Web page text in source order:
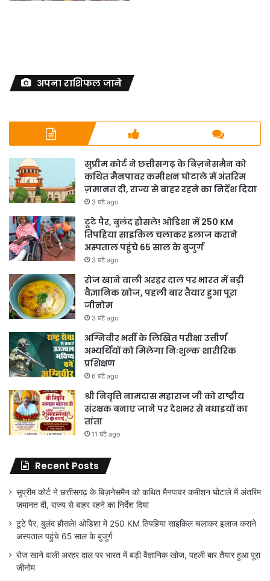
अपना राशिफल जाने
सुप्रीम कोर्ट ने छत्तीसगढ़ के बिज़नेसमैन को
कथित मैनपावर कमीशन घोटाले में अंतरिम
ज़मानत दी, राज्य से बाहर रहने का निर्देश दिया
3 घंटे ago
टूटे पैर, बुलंद हौसले! ओडिशा में 250 KM
तिपहिया साइकिल चलाकर इलाज कराने
अस्पताल पहुंचे 65 साल के बुजुर्ग
3 घंटे ago
रोज खाने वाली अरहर दाल पर भारत में बड़ी
वैज्ञानिक खोज, पहली बार तैयार हुआ पूरा
जीनोम
3 घंटे ago
अग्निवीर भर्ती के लिखित परीक्षा उत्तीर्ण
अभ्यर्थियों को मिलेगा निःशुल्क शारीरिक
प्रशिक्षण
6 घंटे ago
श्री निवृत्ति नामदास महाराज जी को राष्ट्रीय
संरक्षक बनाए जाने पर देशभर से बधाइयों का
तांता
11 घंटे ago
Recent Posts
सुप्रीम कोर्ट ने छत्तीसगढ़ के बिज़नेसमैन को कथित मैनपावर कमीशन घोटाले में अंतरिम
ज़मानत दी, राज्य से बाहर रहने का निर्देश दिया
टूटे पैर, बुलंद हौसले! ओडिशा में 250 KM तिपहिया साइकिल चलाकर इलाज कराने
अस्पताल पहुंचे 65 साल के बुजुर्ग
रोज खाने वाली अरहर दाल पर भारत में बड़ी वैज्ञानिक खोज, पहली बार तैयार हुआ पूरा
जीनोम